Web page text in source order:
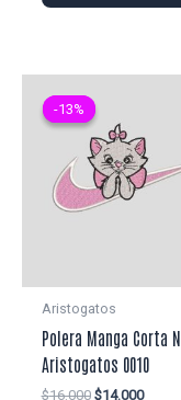
-13%
-13%
Aristogatos
Polera Manga Corta N
Aristogatos 0010
$16.000 El
$14.000El